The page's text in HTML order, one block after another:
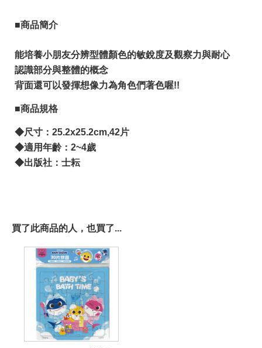
■商品簡介
能培養小朋友分辨型體顏色的敏銳度及觀察力與耐心
認識部分與整體的概念
背面還可以發揮想像力為角色們著色喔!!
■商品規格
◆尺寸：25.2x25.2cm,42片
◆適用年齡：2~4歲
◆出版社：士耘
買了此商品的人，也買了...